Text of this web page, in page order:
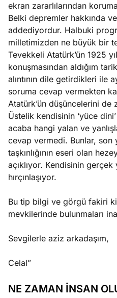
ekran zararlılarından
Belki depremler hakkında
addediyordur. Halbuki
milletimizden ne büyük bir
Tevekkeli Atatürk’ün 1925
konuşmasından aldığım
alıntının dile getirdikleri ile
soruma cevap vermekten
Atatürk’ün düşüncelerini de
Üstelik kendisinin ‘yüce
acaba hangi yalan ve
cevap vermedi. Bunlar, son
taşkınlığının eseri olan
açıklıyor. Kendisinin gerçek
hırçınlaşıyor.
Bu tip bilgi ve görgü fakiri
mevkilerinde bulunmaları
Sevgilerle aziz arkadaşım,
Celal”
NE ZAMAN İNSAN